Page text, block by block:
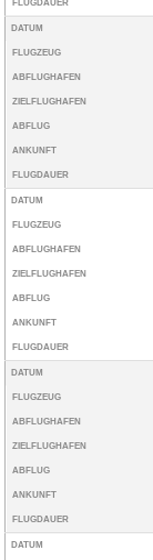
FLUGDAUER
DATUM
FLUGZEUG
ABFLUGHAFEN
ZIELFLUGHAFEN
ABFLUG
ANKUNFT
FLUGDAUER
DATUM
FLUGZEUG
ABFLUGHAFEN
ZIELFLUGHAFEN
ABFLUG
ANKUNFT
FLUGDAUER
DATUM
FLUGZEUG
ABFLUGHAFEN
ZIELFLUGHAFEN
ABFLUG
ANKUNFT
FLUGDAUER
DATUM